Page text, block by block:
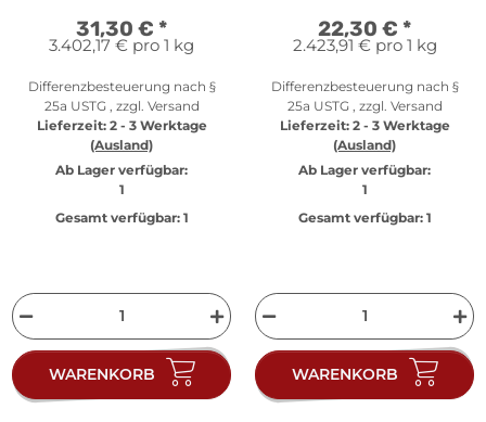
31,30 € *
3.402,17 € pro 1 kg
Differenzbesteuerung nach §
25a USTG , zzgl. Versand
Lieferzeit: 2 - 3 Werktage
(Ausland)
Ab Lager verfügbar:
1
Gesamt verfügbar:1
WARENKORB
22,30 € *
2.423,91 € pro 1 kg
Differenzbesteuerung nach §
25a USTG , zzgl. Versand
Lieferzeit: 2 - 3 Werktage
(Ausland)
Ab Lager verfügbar:
1
Gesamt verfügbar:1
WARENKORB